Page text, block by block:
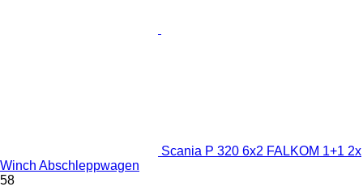
Scania P 320 6x2 FALKOM 1+1 2x
Winch Abschleppwagen
58